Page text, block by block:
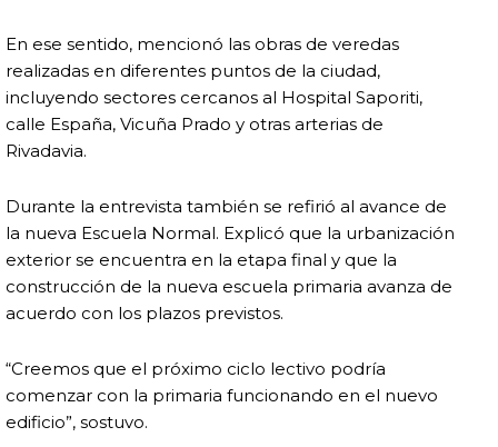
En ese sentido, mencionó las obras de veredas
realizadas en diferentes puntos de la ciudad,
incluyendo sectores cercanos al Hospital Saporiti,
calle España, Vicuña Prado y otras arterias de
Rivadavia.
Durante la entrevista también se refirió al avance de
la nueva Escuela Normal. Explicó que la urbanización
exterior se encuentra en la etapa final y que la
construcción de la nueva escuela primaria avanza de
acuerdo con los plazos previstos.
“Creemos que el próximo ciclo lectivo podría
comenzar con la primaria funcionando en el nuevo
edificio”, sostuvo.